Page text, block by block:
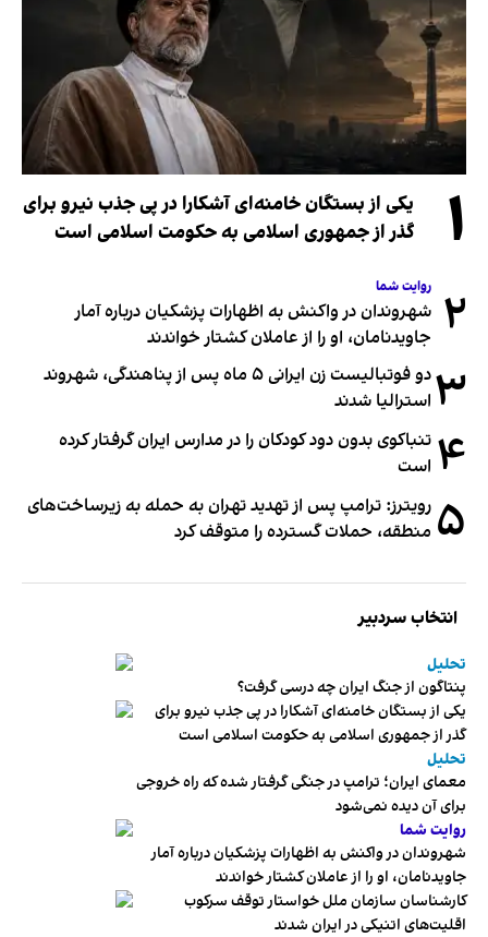
۱
یکی از بستگان خامنه‌ای آشکارا در پی جذب نیرو برای
گذر از جمهوری اسلامی به حکومت اسلامی است
۲ روایت شما
شهروندان در واکنش به اظهارات پزشکیان درباره آمار
جاویدنامان، او را از عاملان کشتار خواندند
۳
دو فوتبالیست زن ایرانی ۵ ماه پس از پناهندگی، شهروند
استرالیا شدند
۴ تنباکوی بدون دود کودکان را در مدارس ایران گرفتار کرده
است
۵ رویترز: ترامپ پس از تهدید تهران به حمله به زیرساخت‌های
منطقه، حملات گسترده را متوقف کرد
انتخاب سردبیر
تحلیل
پنتاگون از جنگ ایران چه درسی گرفت؟
یکی از بستگان خامنه‌ای آشکارا در پی جذب نیرو برای
گذر از جمهوری اسلامی به حکومت اسلامی است
تحلیل
معمای ایران؛ ترامپ در جنگی گرفتار شده که راه خروجی
برای آن دیده نمی‌شود
روایت شما
شهروندان در واکنش به اظهارات پزشکیان درباره آمار
جاویدنامان، او را از عاملان کشتار خواندند
کارشناسان سازمان ملل خواستار توقف سرکوب
اقلیت‌های اتنیکی در ایران شدند